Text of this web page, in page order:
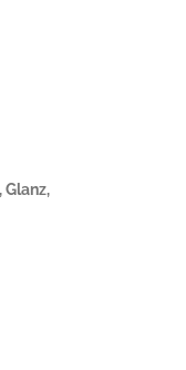
Glanz,